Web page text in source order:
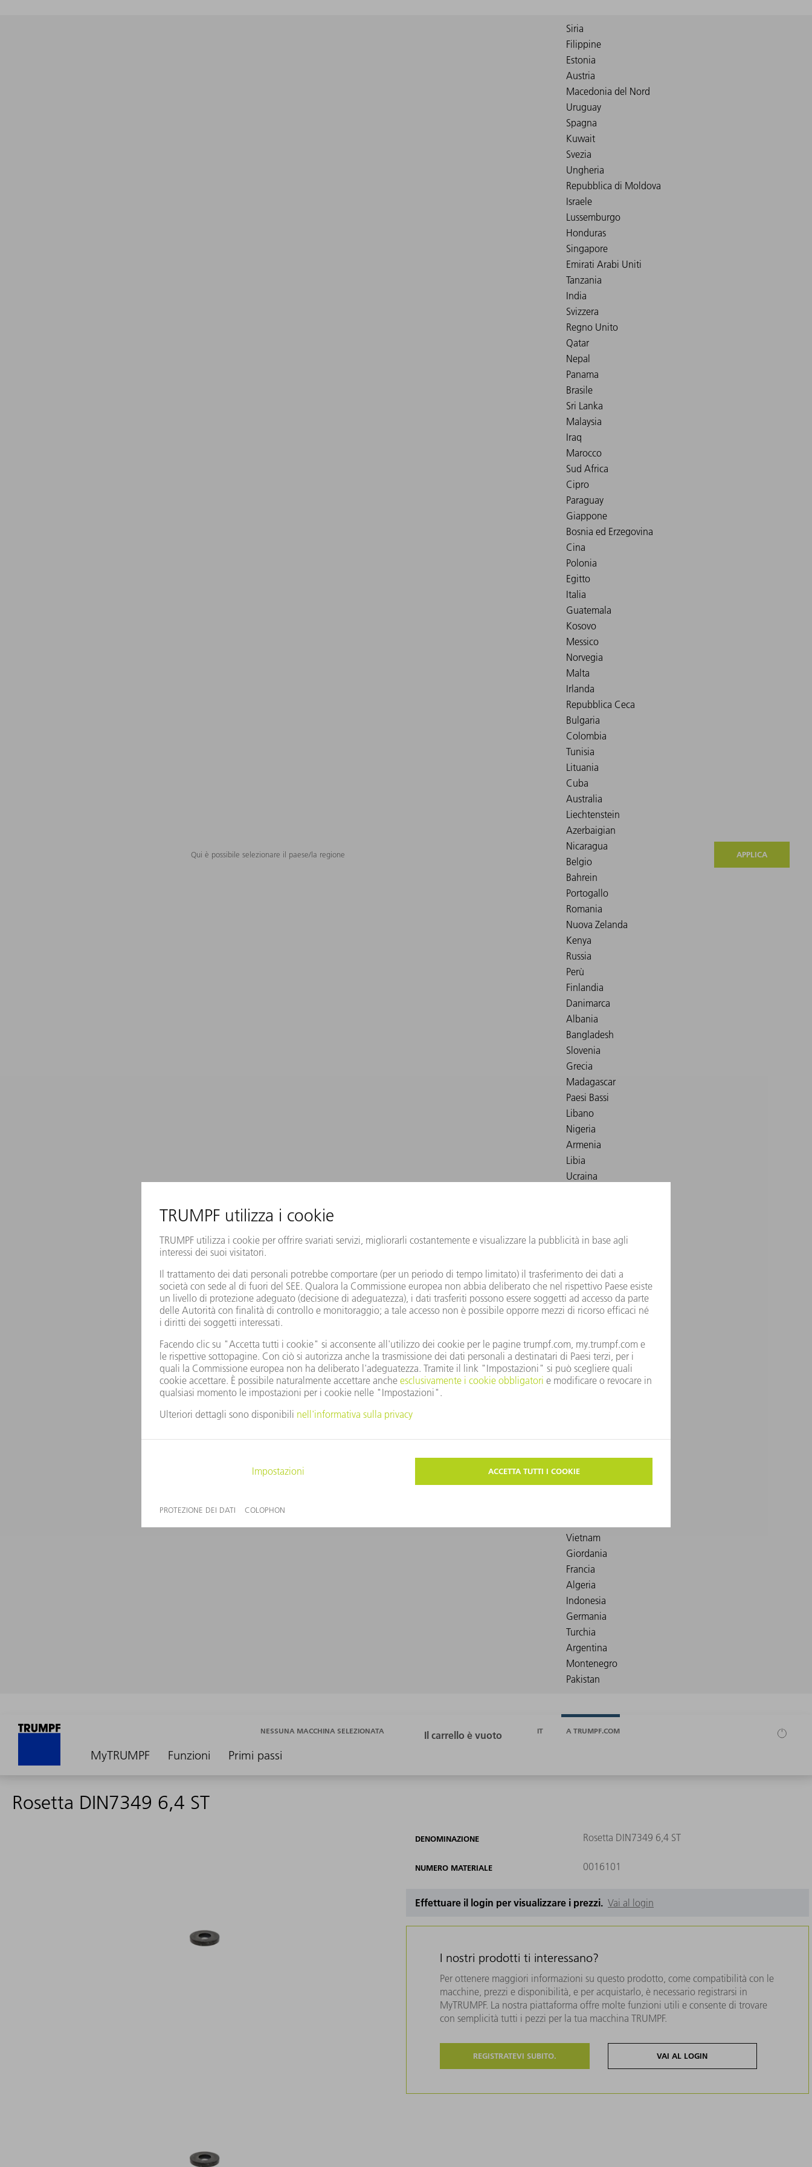
Qui è possibile selezionare il paese/la regione APPLICA
MyTRUMPF Funzioni Primi passi
NESSUNA MACCHINA SELEZIONATA IT A TRUMPF.COM
Rosetta DIN7349 6,4 ST
DENOMINAZIONE Rosetta DIN7349 6,4 ST
NUMERO MATERIALE 0016101
Effettuare il login per visualizzare i prezzi. Vai al login
I nostri prodotti ti interessano?
Per ottenere maggiori informazioni su questo prodotto, come compatibilità con le
macchine, prezzi e disponibilità, e per acquistarlo, è necessario registrarsi in
MyTRUMPF. La nostra piattaforma offre molte funzioni utili e consente di trovare
con semplicità tutti i pezzi per la tua macchina TRUMPF.
REGISTRATEVI SUBITO. VAI AL LOGIN